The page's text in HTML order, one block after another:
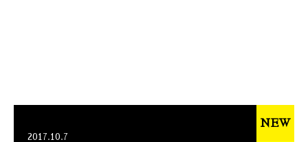
2017.10.7
NEW